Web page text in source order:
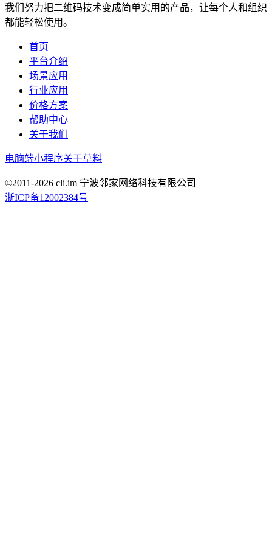
我们努力把二维码技术变成简单实用的产品，让每个人和组织
都能轻松使用。
首页
平台介绍
场景应用
行业应用
价格方案
帮助中心
关于我们
电脑端小程序关于草料
©2011-2026 cli.im 宁波邻家网络科技有限公司
浙ICP备12002384号